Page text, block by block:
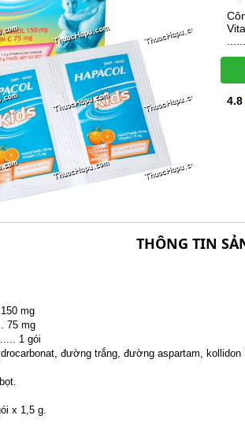
4.8
THÔNG TIN
mg
75 mg
1 gói
đường trắng, đường aspartam, kollidon
x 1,5 g.